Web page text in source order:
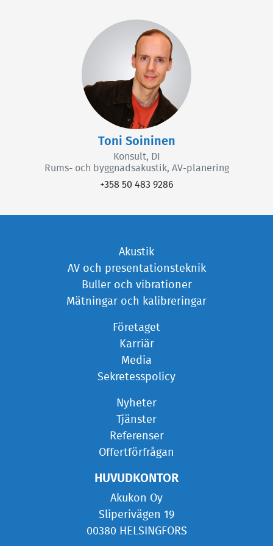
Toni Soininen
Konsult, DI
Rums- och byggnadsakustik, AV-planering
+358 50 483 9286
Akustik
AV och presentationsteknik
Buller och vibrationer
Mätningar och kalibreringar
Företaget
Karriär
Media
Sekretesspolicy
Nyheter
Tjänster
Referenser
Offertförfrågan
HUVUDKONTOR
Akukon Oy
Sliperivägen 19
00380 HELSINGFORS